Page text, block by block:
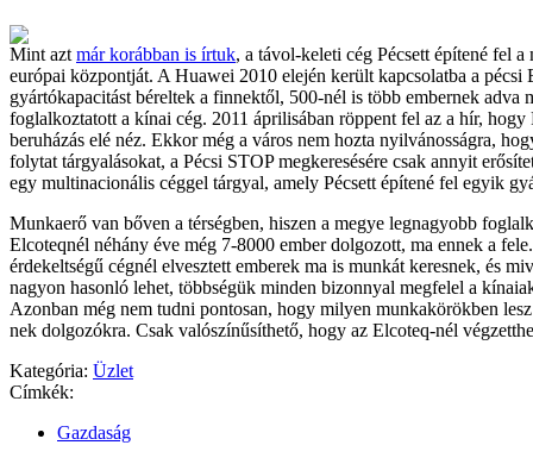
Mint azt már korábban is írtuk, a távol-keleti cég Pécsett építené fel
európai központját. A Huawei 2010 elején került kapcsolatba a pécsi
gyártókapacitást béreltek a finnektől, 500-nél is több embernek adva
foglalkoztatott a kínai cég. 2011 áprilisában röppent fel az a hír, hogy
beruházás elé néz. Ekkor még a város nem hozta nyilvánosságra,
folytat tárgyalásokat, a Pécsi STOP megkeresésére csak annyit
egy multinacionális céggel tárgyal, amely Pécsett építené fel egyik
Munkaerő van bőven a térségben, hiszen a megye legnagyobb
Elcoteqnél néhány éve még 7-8000 ember dolgozott, ma ennek a
érdekeltségű cégnél elvesztett emberek ma is munkát keresnek, és
nagyon hasonló lehet, többségük minden bizonnyal megfelel a
Azonban még nem tudni pontosan, hogy milyen munkakörökben
nek dolgozókra. Csak valószínűsíthető, hogy az Elcoteq-nél
Kategória: Üzlet
Címkék:
Gazdaság